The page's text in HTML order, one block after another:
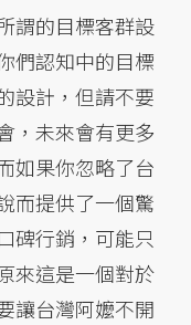
謂的目標客群設
們認知中的目標
設計，但請不要
，未來會有更多
如果你忽略了台
而提供了一個驚
碑行銷，可能只
來這是一個對於
讓台灣阿嬤不開